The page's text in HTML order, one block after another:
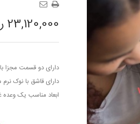
23,120,000 ریال
دارای دو قسمت مجزا
دارای قاشق با نوک
ابعاد مناسب یک وعده